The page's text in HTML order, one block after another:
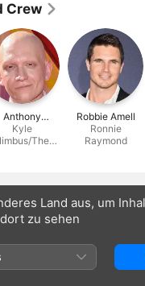
Crew
Anthony
Carrigan
Kyle
The
Robbie Amell
Ronnie
Raymond
Land aus, um
zu sehen